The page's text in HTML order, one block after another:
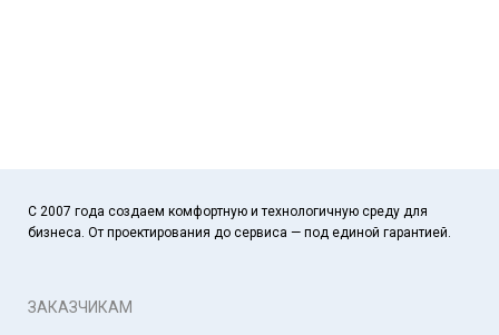
С 2007 года создаем комфортную и технологичную среду для
бизнеса. От проектирования до сервиса — под единой гарантией.
ЗАКАЗЧИКАМ